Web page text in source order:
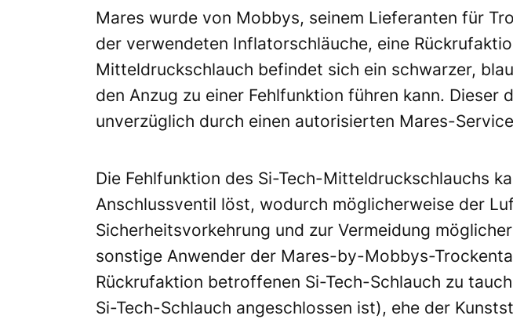
Mares wurde von Mobbys, seinem Lieferanten für
der verwendeten Inflatorschläuche, eine
Mitteldruckschlauch befindet sich ein schwarzer,
den Anzug zu einer Fehlfunktion führen kann.
unverzüglich durch einen autorisierten Mares-
Die Fehlfunktion des Si-Tech-Mitteldruckschlauchs
Anschlussventil löst, wodurch möglicherweise der
Sicherheitsvorkehrung und zur Vermeidung
sonstige Anwender der Mares-by-Mobbys-
Rückrufaktion betroffenen Si-Tech-Schlauch zu
Si-Tech-Schlauch angeschlossen ist), ehe der